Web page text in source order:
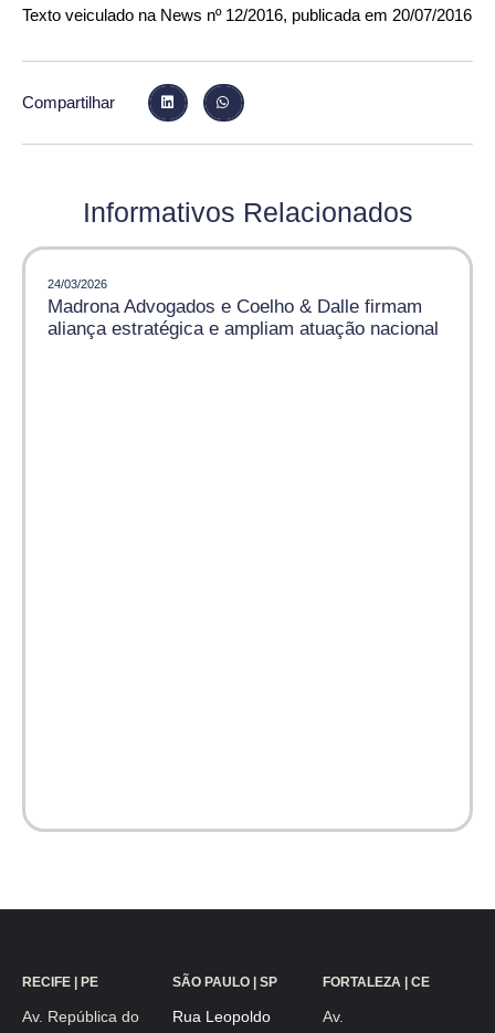
Texto veiculado na News nº 12/2016, publicada em 20/07/2016
Compartilhar
Informativos Relacionados
24/03/2026
Madrona Advogados e Coelho & Dalle firmam
aliança estratégica e ampliam atuação nacional
RECIFE | PE
Av. República do
SÃO PAULO | SP
Rua Leopoldo
FORTALEZA | CE
Av.